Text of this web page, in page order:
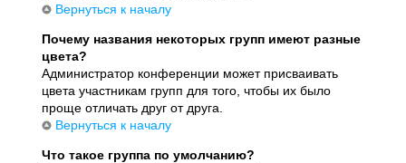
Вернуться к началу
Почему названия некоторых групп имеют разные
цвета?
Администратор конференции может присваивать
цвета участникам групп для того, чтобы их было
проще отличать друг от друга.
Вернуться к началу
Что такое группа по умолчанию?